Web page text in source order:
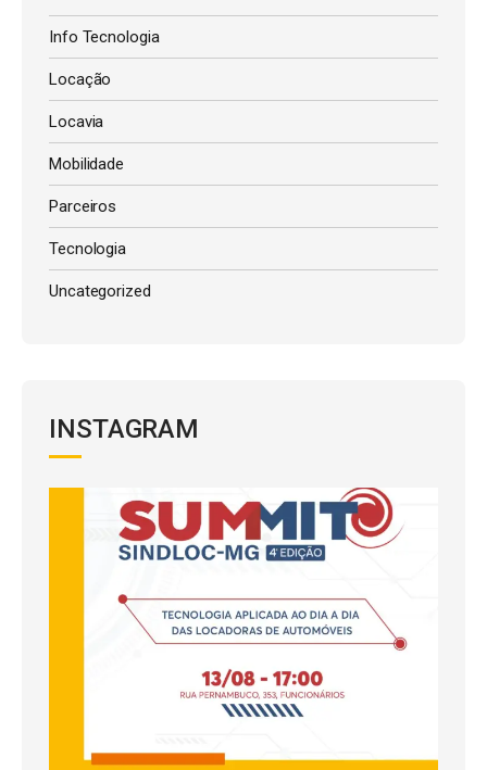
Info Tecnologia
Locação
Locavia
Mobilidade
Parceiros
Tecnologia
Uncategorized
INSTAGRAM